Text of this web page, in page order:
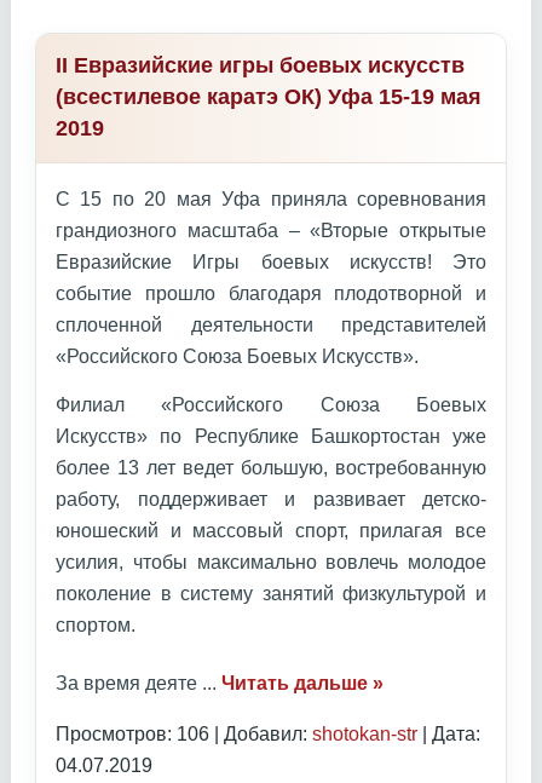
II Евразийские игры боевых искусств
(всестилевое каратэ ОК) Уфа 15-19 мая
2019
С 15 по 20 мая Уфа приняла соревнования
грандиозного масштаба – «Вторые открытые
Евразийские Игры боевых искусств! Это
событие прошло благодаря плодотворной и
сплоченной деятельности представителей
«Российского Союза Боевых Искусств».
Филиал «Российского Союза Боевых
Искусств» по Республике Башкортостан уже
более 13 лет ведет большую, востребованную
работу, поддерживает и развивает детско-
юношеский и массовый спорт, прилагая все
усилия, чтобы максимально вовлечь молодое
поколение в систему занятий физкультурой и
спортом.
За время деяте ... Читать дальше »
Просмотров: 106 | Добавил: shotokan-str | Дата:
04.07.2019